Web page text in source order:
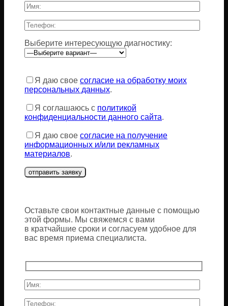
Выберите интересующую диагностику:
это
поле
Я даю свое согласие на обработку моих
персональных данных.
Я соглашаюсь с политикой
конфиденциальности данного сайта.
Я даю свое согласие на получение
информационных и/или рекламных
материалов.
Оставьте свои контактные данные с помощью
этой формы. Мы свяжемся с вами
в кратчайшие сроки и согласуем удобное для
вас время приема специалиста.